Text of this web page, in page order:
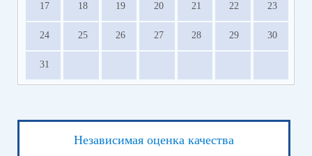
17 18 19 20 21 22 23
24 25 26 27 28 29 30
31
Независимая оценка качества